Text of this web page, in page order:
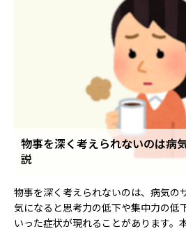
物事を深く考えられないのは病
説
物事を深く考えられないのは、病気の
気になると思考力の低下や集中力の低
いった症状が現れることがあります。
就労移行支援サービス
障害別専門支援の就労移行支援サー
IT・Web制作スキルを身につける就
メニューを閉